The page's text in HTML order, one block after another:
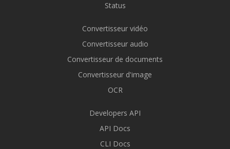
Status
Convertisseur vidéo
Convertisseur audio
Convertisseur de documents
Convertisseur d'image
OCR
Developers API
API Docs
CLI Docs